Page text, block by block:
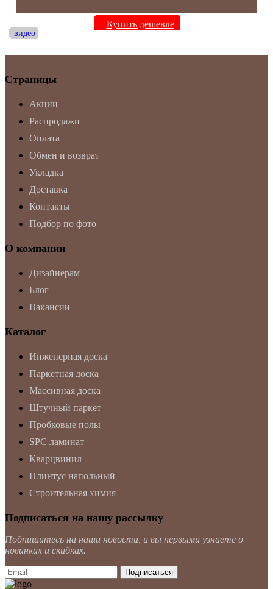
видео
видео
видео
видео
видео
видео
видео
видео
видео
видео
Купить дешевле
Страницы
Акции
Распродажи
Оплата
Обмен и возврат
Укладка
Доставка
Контакты
Подбор по фото
О компании
Дизайнерам
Блог
Вакансии
Каталог
Инженерная доска
Паркетная доска
Массивная доска
Штучный паркет
Пробковые полы
SPC ламинат
Кварцвинил
Плинтус напольный
Строительная химия
Подписаться на нашу рассылку
Подпишитесь на наши новости, и вы первыми узнаете о
новинках и скидках.